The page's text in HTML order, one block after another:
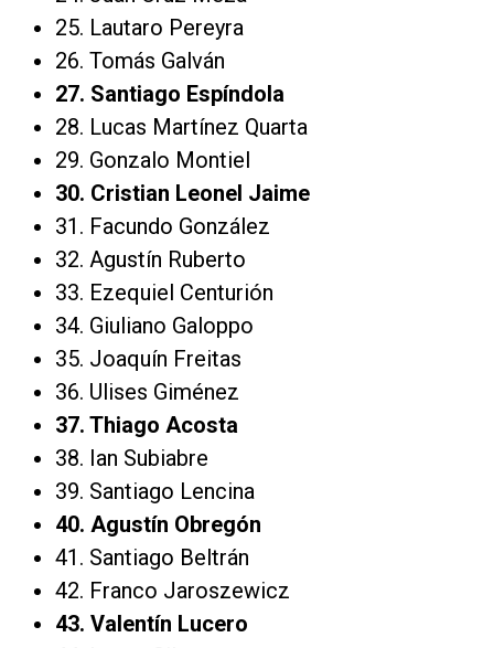
25. Lautaro Pereyra
26. Tomás Galván
27. Santiago Espíndola
28. Lucas Martínez Quarta
29. Gonzalo Montiel
30. Cristian Leonel Jaime
31. Facundo González
32. Agustín Ruberto
33. Ezequiel Centurión
34. Giuliano Galoppo
35. Joaquín Freitas
36. Ulises Giménez
37. Thiago Acosta
38. Ian Subiabre
39. Santiago Lencina
40. Agustín Obregón
41. Santiago Beltrán
42. Franco Jaroszewicz
43. Valentín Lucero